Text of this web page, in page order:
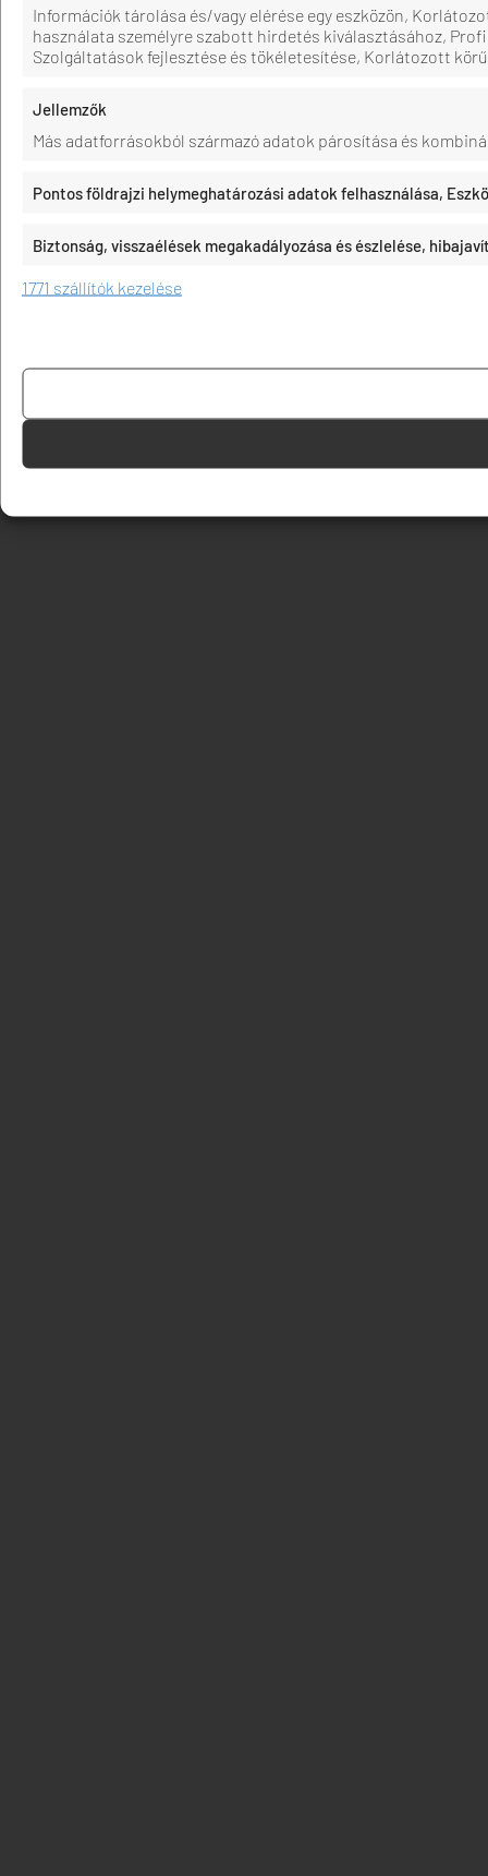
Információk tárolása és/vagy elérése egy eszközön,
használata személyre szabott hirdetés kiválasztásához,
Szolgáltatások fejlesztése és tökéletesítése, Korlátozott
Jellemzők
Más adatforrásokból származó adatok párosítása és
Pontos földrajzi helymeghatározási adatok felhasználása,
Biztonság, visszaélések megakadályozása és észlelése,
1771 szállítók kezelése